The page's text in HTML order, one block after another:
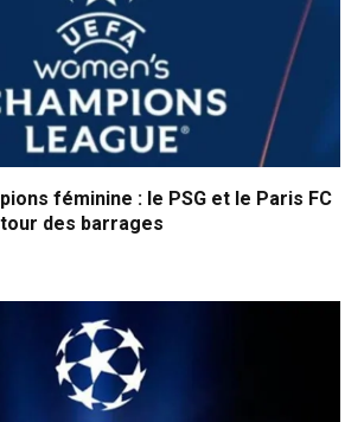
féminine : le PSG et le Paris FC
des barrages